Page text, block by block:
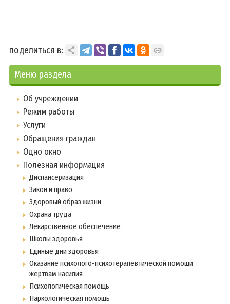
поделиться в:
Меню раздела
Об учреждении
Режим работы
Услуги
Обращения граждан
Одно окно
Полезная информация
Диспансеризация
Закон и право
Здоровый образ жизни
Охрана труда
Лекарственное обеспечение
Школы здоровья
Единые дни здоровья
Оказание психолого-психотерапевтической помощи
жертвам насилия
Психологическая помощь
Наркологическая помощь